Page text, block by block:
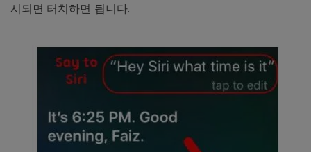
시되면 터치하면 됩니다.